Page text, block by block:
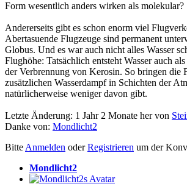
Form wesentlich anders wirken als molekular?
Andererseits gibt es schon enorm viel
Abertasuende Flugzeuge sind permanent
Globus. Und es war auch nicht alles Wasser
Flughöhe: Tatsächlich entsteht Wasser auch
der Verbrennung von Kerosin. So bringen die
zusätzlichen Wasserdampf in Schichten der
natürlicherweise weniger davon gibt.
Letzte Änderung: 1 Jahr 2 Monate her von
Danke von: Mondlicht2
Bitte Anmelden oderRegistrieren um der
Mondlicht2